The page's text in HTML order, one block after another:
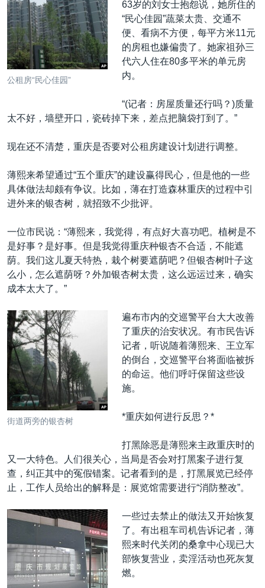
公租房“民心佳园”
63岁的刘女士抱怨说，她所住的
“民心佳园”蔬菜太贵、交通不
便、看病不方便，每平方米11元
的房租也嫌偏贵了。她家祖孙三
代六人住在80多平米的单元房
内。
“(记者：房屋质量还行吗？)质量
太不好，墙壁开口，瓷砖掉下来，差点把脑袋打到了。”
现在还不清楚，重庆是否要对公租房建设计划进行调整。
薄熙来希望通过“五个重庆”的建设赢得民心，但是他的一些
具体做法却颇有争议。比如，薄在打造森林重庆的过程中引
进外来的银杏树，就招致不少批评。
一位市民说：“薄熙来，我觉得，有点好大喜功吧。植树是不
是好事？是好事。但是我觉得重庆种银杏不合适，不能遮
荫。我们这儿夏天特热，栽个树要遮荫吧？但银杏树叶子这
么小，怎么遮荫呀？外加银杏树太贵，这么远运过来，确实
成本太大了。”
街道两旁的银杏树
遍布市内的交巡警平台大大改善
了重庆的治安状况。有市民告诉
记者，听说随着薄熙来、王立军
的倒台，交巡警平台将面临被拆
的命运。他们呼吁保留这些设
施。
*重庆如何进行反思？*
打黑除恶是薄熙来主政重庆时的
又一大特色。人们很关心，当局是否会对打黑案子进行复
查，纠正其中的冤假错案。记者看到的是，打黑展览已经停
止，工作人员给出的解释是：展览馆需要进行“消防整改”。
一些过去禁止的做法又开始恢复
了。有出租车司机告诉记者，薄
熙来时代关闭的桑拿中心现已大
部恢复营业，卖淫活动也死灰复
燃。